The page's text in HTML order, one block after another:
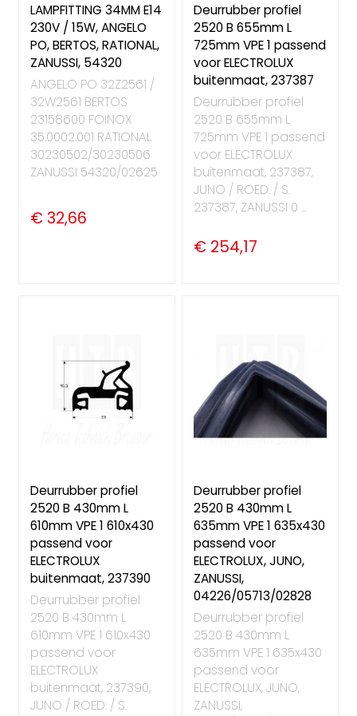
LAMPFITTING 34MM E14
230V / 15W, ANGELO
PO, BERTOS, RATIONAL,
ZANUSSI, 54320
ANGELO PO 32Z2561 /
32W2561 BERTOS
23158600 FOINOX
35.0002.001 RATIONAL
30230502/30230506
ZANUSSI 54320/02625
€ 32,66
Deurrubber profiel
2520 B 655mm L
725mm VPE 1 passend
voor ELECTROLUX
buitenmaat, 237387
Deurrubber profiel
2520 B 655mm L
725mm VPE 1 passend
voor ELECTROLUX
buitenmaat, 237387,
JUNO / ROED. / S.
237387, ZANUSSI 0 ...
€ 254,17
Deurrubber profiel
2520 B 430mm L
610mm VPE 1 610x430
passend voor
ELECTROLUX
buitenmaat, 237390
Deurrubber profiel
2520 B 430mm L
610mm VPE 1 610x430
passend voor
ELECTROLUX
buitenmaat, 237390,
JUNO / ROED. / S.
Deurrubber profiel
2520 B 430mm L
635mm VPE 1 635x430
passend voor
ELECTROLUX, JUNO,
ZANUSSI,
04226/05713/02828
Deurrubber profiel
2520 B 430mm L
635mm VPE 1 635x430
passend voor
ELECTROLUX, JUNO,
ZANUSSI,